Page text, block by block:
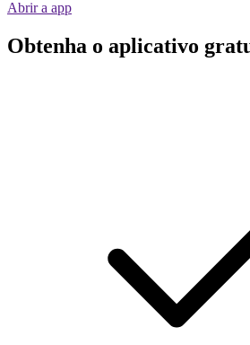
Abrir a app
Obtenha o aplicativo